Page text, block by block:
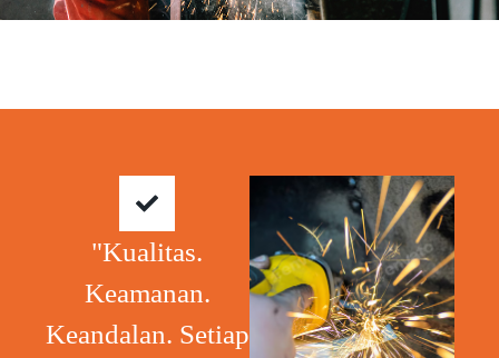
"Kualitas.
Keamanan.
Keandalan. Setiap